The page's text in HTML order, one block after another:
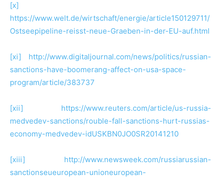
[x]
https://www.welt.de/wirtschaft/energie/article150129711/
Ostseepipeline-reisst-neue-Graeben-in-der-EU-auf.html
[xi]
http://www.digitaljournal.com/news/politics/russian-
sanctions-have-boomerang-affect-on-usa-space-
program/article/383737
[xii]
https://www.reuters.com/article/us-russia-
medvedev-sanctions/rouble-fall-sanctions-hurt-russias-
economy-medvedev-idUSKBN0JO0SR20141210
[xiii]
http://www.newsweek.com/russiarussian-
sanctionseueuropean-unioneuropean-